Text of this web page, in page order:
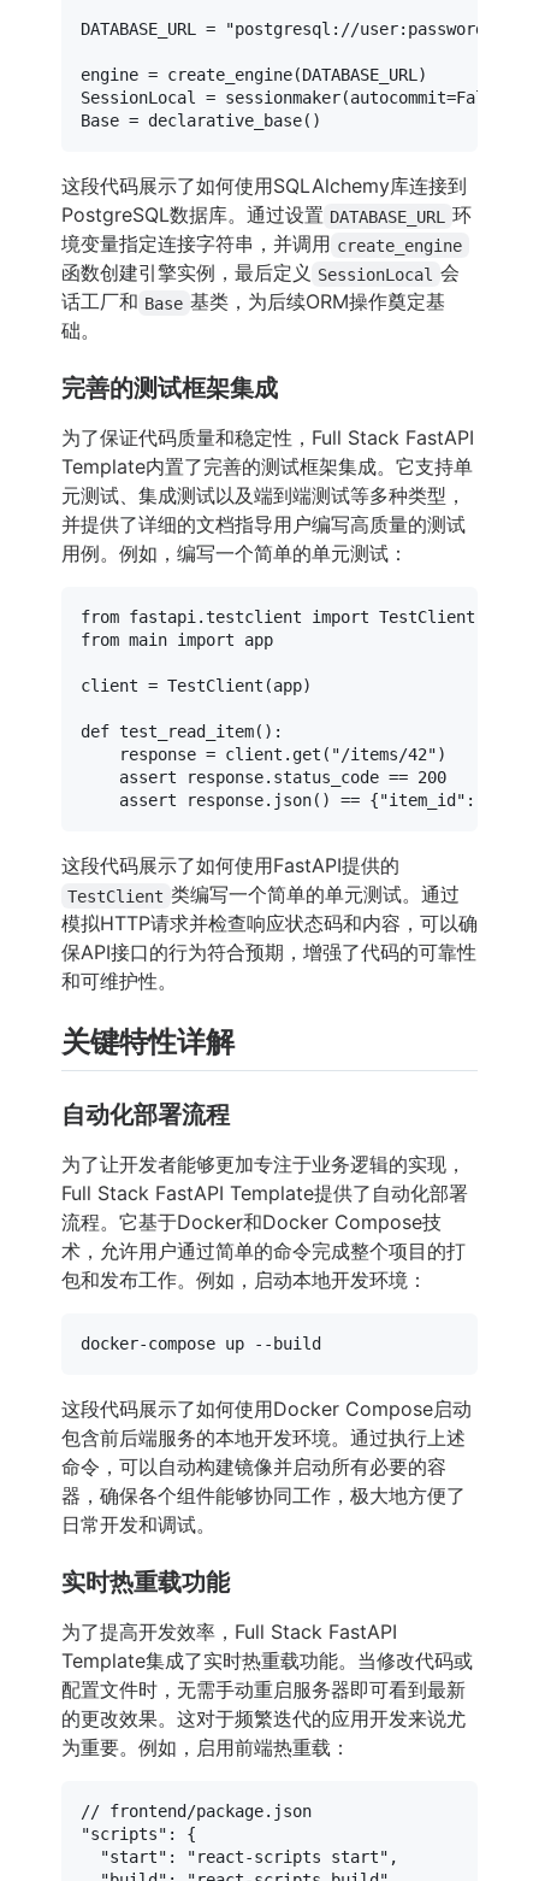
DATABASE_URL = "postgresql://
engine = create_engine(DATABASE_URL)
SessionLocal = sessionmaker(autocommit=False
这段代码展示了如何使用SQLAlchemy库连接到
PostgreSQL数据库。通过设置 DATABASE_URL
环
境变量指定连接字符串，并调用 create_engine
函数创建引擎实例，最后定义 SessionLocal 会
话工厂和 Base 基类，为后续ORM操作奠定基
础。
完善的测试框架集成
为了保证代码质量和稳定性，Full Stack FastAPI
Template内置了完善的测试框架集成。它支持单
元测试、集成测试以及端到端测试等多种类型，
并提供了详细的文档指导用户编写高质量的测试
用例。例如，编写一个简单的单元测试：
from fastapi.testclient import
from main import app
client = TestClient(app)
def test_read_item():
    response = client.get(
"/items/42")
assert response.status_code == 200
assert response.json() == {"item_id" :
这段代码展示了如何使用FastAPI提供的
TestClient 类编写一个简单的单元测试。通过
模拟HTTP请求并检查响应状态码和内容，可以确
保API接口的行为符合预期，增强了代码的可靠性
和可维护性。
关键特性详解
自动化部署流程
为了让开发者能够更加专注于业务逻辑的实现，
Full Stack FastAPI Template提供了自动化部署
流程。它基于Docker和Docker Compose技
术，允许用户通过简单的命令完成整个项目的打
包和发布工作。例如，启动本地开发环境：
这段代码展示了如何使用Docker Compose启动
包含前后端服务的本地开发环境。通过执行上述
命令，可以自动构建镜像并启动所有必要的容
器，确保各个组件能够协同工作，极大地方便了
日常开发和调试。
实时热重载功能
为了提高开发效率，Full Stack FastAPI
Template集成了实时热重载功能。当修改代码或
配置文件时，无需手动重启服务器即可看到最新
的更改效果。这对于频繁迭代的应用开发来说尤
为重要。例如，启用前端热重载：
// frontend/package.json
"scripts" : {
"start" : "react-scripts start" ,